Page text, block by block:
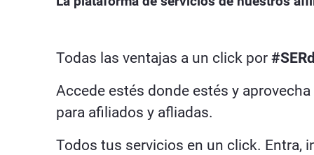
Todas las ventajas a un click por
Accede estés donde estés y
para afiliados y afliadas.
Todos tus servicios en un click. Entra,